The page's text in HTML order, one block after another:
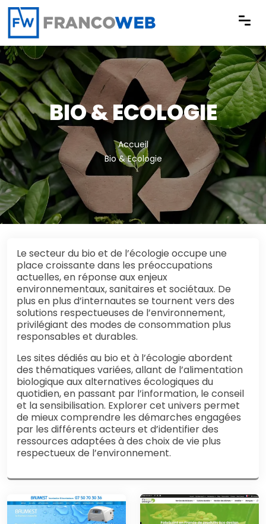
Panneau de gestion des cookies
BIO & ECOLOGIE
Accueil
Bio & Ecologie
Le secteur du bio et de l’écologie occupe une
place croissante dans les préoccupations
actuelles, en réponse aux enjeux
environnementaux, sanitaires et sociétaux. De
plus en plus d’internautes se tournent vers des
solutions respectueuses de l’environnement,
privilégiant des modes de consommation plus
responsables et durables.
Les sites dédiés au bio et à l’écologie abordent
des thématiques variées, allant de l’alimentation
biologique aux alternatives écologiques du
quotidien, en passant par l’information, le conseil
et la sensibilisation. Explorer cet univers permet
de mieux comprendre les démarches engagées
par les différents acteurs et d’identifier des
ressources adaptées à des choix de vie plus
respectueux de l’environnement.